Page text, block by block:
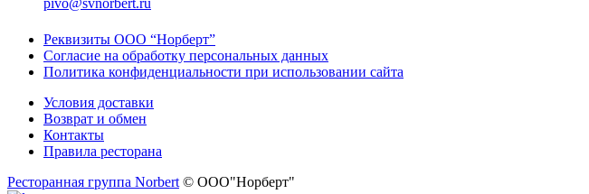
pivo@svnorbert.ru
Реквизиты ООО “Норберт”
Согласие на обработку персональных данных
Политика конфиденциальности при использовании сайта
Условия доставки
Возврат и обмен
Контакты
Правила ресторана
Ресторанная группа Norbert © ООО"Норберт"